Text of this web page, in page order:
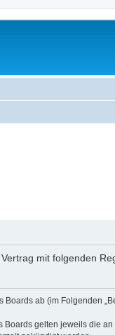
mit folgenden
ab (im Folgenden
gelten jeweils die